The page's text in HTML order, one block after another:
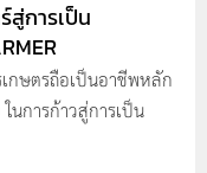
การเป็น
กษตรถือเป็นอาชีพหลัก
นการก้าวสู่การเป็น